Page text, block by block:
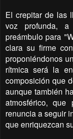
El crepitar de las
voz profunda,
preámbulo para
clara su firme
proponiéndonos
rítmica será la
composición que
aunque también
atmosférico,
renuncia a seguir
que enriquezcan